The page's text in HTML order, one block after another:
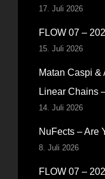
17. Juli 2026
FLOW 07 –
15. Juli 2026
Matan Caspi &
Linear Chains
14. Juli 2026
NuFects – Are
8. Juli 2026
FLOW 07 –